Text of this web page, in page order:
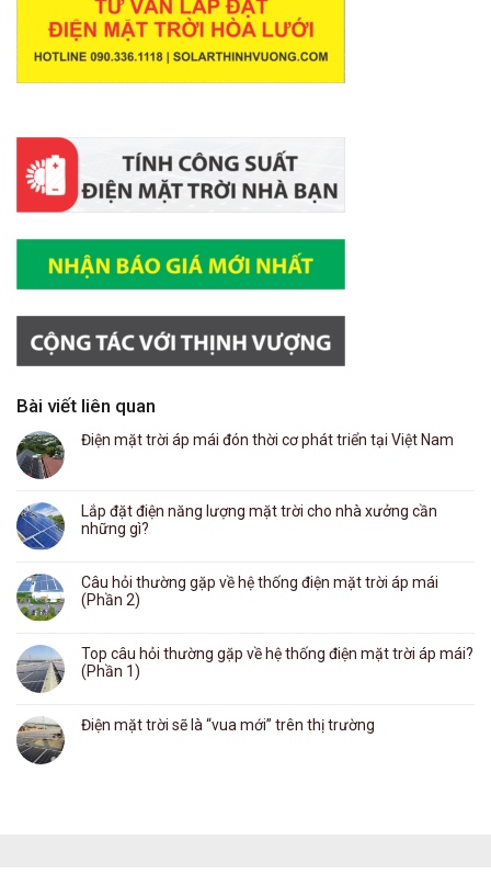
Bài viết liên quan
Điện mặt trời áp mái đón thời cơ phát triển tại Việt Nam
Lắp đặt điện năng lượng mặt trời cho nhà xưởng cần
những gì?
Câu hỏi thường gặp về hệ thống điện mặt trời áp mái
(Phần 2)
Top câu hỏi thường gặp về hệ thống điện mặt trời áp mái?
(Phần 1)
Điện mặt trời sẽ là “vua mới” trên thị trường